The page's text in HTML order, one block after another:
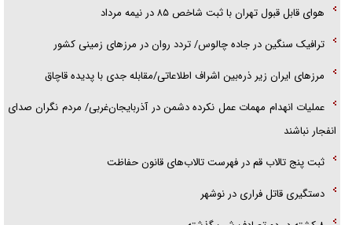
هوای قابل قبول تهران با ثبت شاخص ۸۵ در نیمه مرداد
ترافیک سنگین در جاده چالوس/ تردد روان در مرز‌های زمینی کشور
مرز‌های ایران زیر ذره‌بین اشراف اطلاعاتی/مقابله جدی با پدیده قاچاق
عملیات انهدام مهمات عمل نکرده دشمن در آذربایجان‌غربی/ مردم نگران صدای
انفجار نباشند
ثبت پنج تالاب قم در فهرست تالاب‌های قانون حفاظت
دستگیری قاتل فراری در نوشهر